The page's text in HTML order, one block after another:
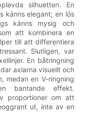
silhuetten. En
känns elegant; en lös
känns mysig och
att kombinera en
till att differentiera
Slutligen, var
En båtringning
axlarna visuellt och
medan en V-ringning
bantande effekt.
proportioner om att
ut, inte av en